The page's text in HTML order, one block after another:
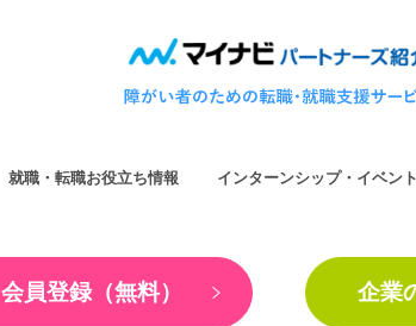
就職・転職お役立ち情報 インターンシップ・イベン
会員登録（無料） 企業